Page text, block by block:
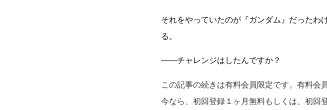
それをやっていたのが『ガンダム』だったわ
る。
――チャレンジはしたんですか？
この記事の続きは有料会員限定です。有料会
今なら、初回登録１ヶ月無料もしくは、初回